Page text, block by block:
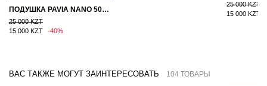
ПОДУШКА PAVIA NANO 50X70
25 000 KZT
15 000 KZT
-40%
25 000 KZT
15 000 KZT
ВАС ТАКЖЕ МОГУТ ЗАИНТЕРЕСОВАТЬ 104 ТОВАРЫ